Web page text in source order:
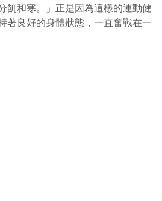
飢和寒。」正是因為這樣的運動健
著良好的身體狀態，一直奮戰在一